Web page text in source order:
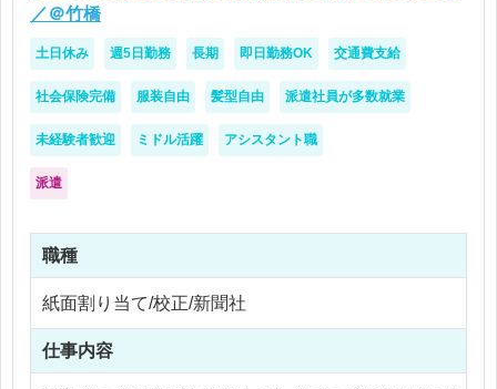
／＠竹橋
土日休み 週5日勤務 長期 即日勤務OK 交通費支給
社会保険完備 服装自由 髪型自由 派遣社員が多数就業
未経験者歓迎 ミドル活躍 アシスタント職
派遣
職種
紙面割り当て/校正/新聞社
仕事内容